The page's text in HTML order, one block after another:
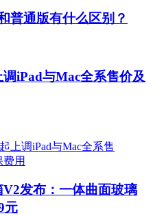
普通版有什么区别？
iPad与Mac全系售价及
发布：一体曲面玻璃
元